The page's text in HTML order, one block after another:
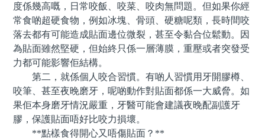
度係幾高嘅，日常咬飯、咬菜、咬肉無問題。但如果你經
常食啲超硬食物，例如冰塊、骨頭、硬糖呢類，長時間咬
落去都有可能造成貼面邊位微裂，甚至令黏合位鬆動。因
為貼面雖然堅硬，但始終只係一層薄膜，重壓或者突發受
力都可能影響佢結構。
第二，就係個人咬合習慣。有啲人習慣用牙開膠樽、
咬筆、甚至夜晚磨牙，呢啲動作對貼面都係一大威脅。如
果佢本身磨牙情況嚴重，牙醫可能會建議夜晚配副護牙
膠，保護貼面唔好比咬力損壞。
**點樣食得開心又唔傷貼面？**